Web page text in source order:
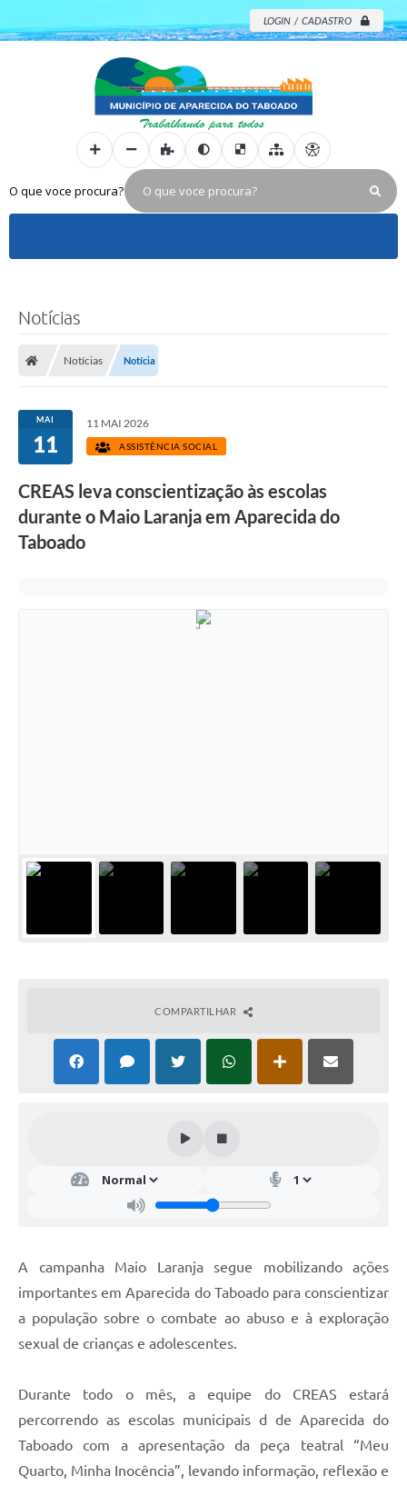
LOGIN / CADASTRO
O que voce procura?
Notícias
Notícias Notícia
MAI
11
11 MAI 2026
ASSISTÊNCIA SOCIAL
CREAS leva conscientização às escolas
durante o Maio Laranja em Aparecida do
Taboado
COMPARTILHAR
A campanha Maio Laranja segue mobilizando ações
importantes em Aparecida do Taboado para conscientizar
a população sobre o combate ao abuso e à exploração
sexual de crianças e adolescentes.
Durante todo o mês, a equipe do CREAS estará
percorrendo as escolas municipais d de Aparecida do
Taboado com a apresentação da peça teatral “Meu
Quarto, Minha Inocência”, levando informação, reflexão e